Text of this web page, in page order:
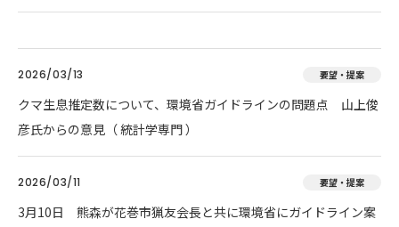
2026/03/13 要望・提案
クマ生息推定数について、環境省ガイドラインの問題点 山上俊
彦氏からの意見（ 統計学専門 ）
2026/03/11 要望・提案
3月10日 熊森が花巻市猟友会長と共に環境省にガイドライン案